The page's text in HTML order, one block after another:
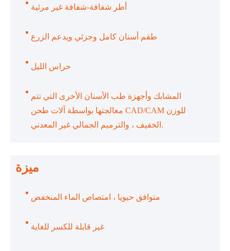
أطر شفافة-شفافة غير مرئية
طقم أسنان كامل وجزئي ويدعم الزرع
حراس الليل
المشابك وأجهزة طب الأسنان الأخرى التي تتم
معالجتها بواسطة آلات طحن CAD/CAM للوزن
الخفيف ، والترميم الجمالي غير المعدني.
ميزة
متوافق حيويا ، امتصاص الماء المنخفض
غير قابلة للكسر للغاية